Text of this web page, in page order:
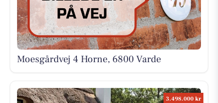
Moesgårdvej 4 Horne, 6800 Varde
3.498.000 kr